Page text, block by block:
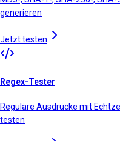
generieren
Jetzt testen
Regex-Tester
Reguläre Ausdrücke mit
testen